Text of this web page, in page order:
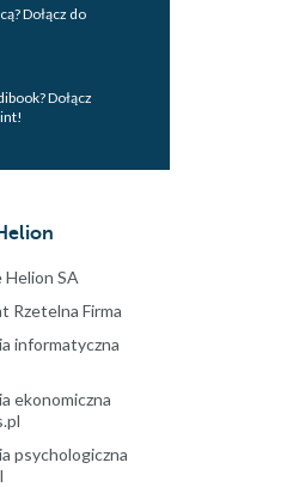
Dołącz do
Dołącz
SA
Rzetelna Firma
informatyczna
ekonomiczna
psychologiczna